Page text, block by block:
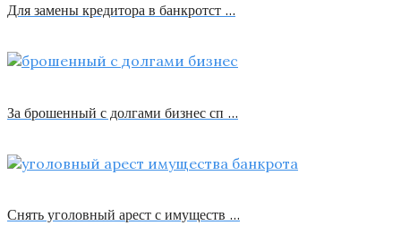
Для замены кредитора в банкротст …
За брошенный с долгами бизнес сп …
Снять уголовный арест с имуществ …